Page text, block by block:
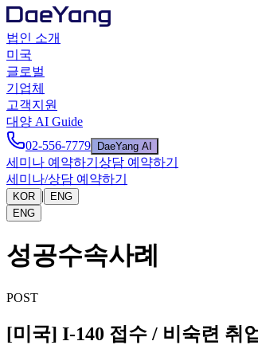
법인 소개
미국
글로벌
기업체
고객지원
대양 AI Guide
02-556-7779
DaeYang AI
세미나 예약하기 상담 예약하기
세미나/상담 예약하기
KOR |
ENG
ENG
성공수속사례
POST
[미국] I-140 접수 / 비숙련 취